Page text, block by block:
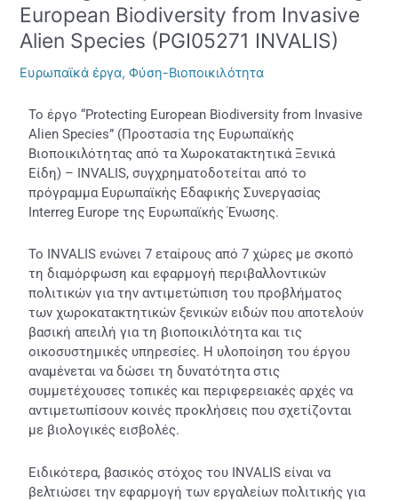
European Biodiversity from Invasive
Alien Species (PGI05271 INVALIS)
Ευρωπαϊκά έργα,Φύση-Βιοποικιλότητα
Το έργο “Protecting European Biodiversity from Invasive
Alien Species” (Προστασία της Eυρωπαϊκής
Bιοποικιλότητας από τα Xωροκατακτητικά Ξενικά
Είδη) – INVALIS, συγχρηματοδοτείται από το
πρόγραμμα Ευρωπαϊκής Εδαφικής Συνεργασίας
Interreg Europe της Ευρωπαϊκής Ένωσης.
Το INVALIS ενώνει 7 εταίρους από 7 χώρες με σκοπό
τη διαμόρφωση και εφαρμογή περιβαλλοντικών
πολιτικών για την αντιμετώπιση του προβλήματος
των χωροκατακτητικών ξενικών ειδών που αποτελούν
βασική απειλή για τη βιοποικιλότητα και τις
οικοσυστημικές υπηρεσίες. Η υλοποίηση του έργου
αναμένεται να δώσει τη δυνατότητα στις
συμμετέχουσες τοπικές και περιφερειακές αρχές να
αντιμετωπίσουν κοινές προκλήσεις που σχετίζονται
με βιολογικές εισβολές.
Ειδικότερα, βασικός στόχος του INVALIS είναι να
βελτιώσει την εφαρμογή των εργαλείων πολιτικής για